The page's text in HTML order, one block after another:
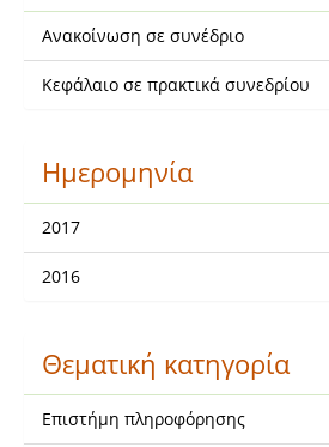
Ανακοίνωση σε συνέδριο
Κεφάλαιο σε πρακτικά συνεδρίου
Ημερομηνία
2017
2016
Θεματική κατηγορία
Επιστήμη πληροφόρησης